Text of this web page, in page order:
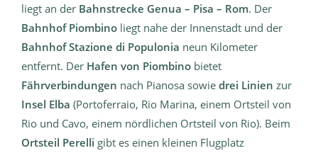
liegt an der Bahnstrecke Genua – Pisa – Rom. Der
Bahnhof Piombino liegt nahe der Innenstadt und der
Bahnhof Stazione di Populonia neun Kilometer
entfernt. Der Hafen von Piombino bietet
Fährverbindungen nach Pianosa sowie drei Linien zur
Insel Elba (Portoferraio, Rio Marina, einem Ortsteil von
Rio und Cavo, einem nördlichen Ortsteil von Rio). Beim
Ortsteil Perelli gibt es einen kleinen Flugplatz